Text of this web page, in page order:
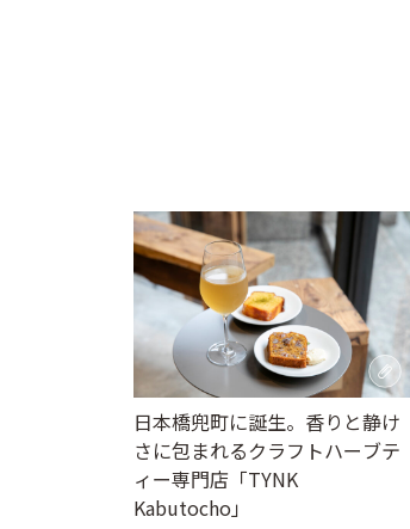
日本橋兜町に誕生。香りと静け
さに包まれるクラフトハーブテ
ィー専門店「TYNK
Kabutocho」